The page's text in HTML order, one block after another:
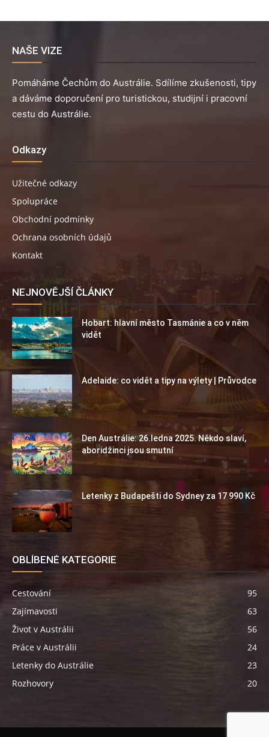
NAŠE VIZE
Pomáháme Čechům do Austrálie. Sdílíme zkušenosti, tipy
a dáváme doporučení pro turistickou, studijní i pracovní
cestu do Austrálie.
Odkazy
Užitečné odkazy
Spolupráce
Obchodní podmínky
Ochrana osobních údajů
Kontakt
NEJNOVĚJŠÍ ČLÁNKY
Hobart: hlavní město Tasmánie a co v něm
vidět
Adelaide: co vidět a tipy na výlety | Průvodce
Den Austrálie: 26.ledna 2025. Někdo slaví,
aboridžinci jsou smutní
Letenky z Budapešti do Sydney za 17 990 Kč
OBLÍBENÉ KATEGORIE
Cestování
95
Zajímavosti
63
Život v Austrálii
56
Práce v Austrálii
24
Letenky do Austrálie
23
Rozhovory
20